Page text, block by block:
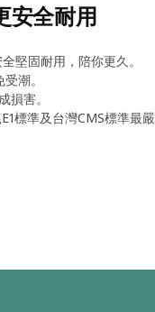
安全耐用
堅固耐用，陪你更久。
潮。
損害。
標準及台灣CMS標準最